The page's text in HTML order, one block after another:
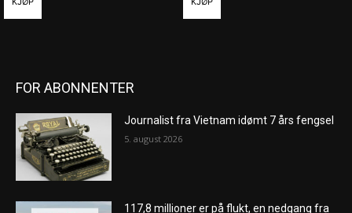
FOR ABONNENTER
Journalist fra Vietnam idømt 7 års fengsel
5. august 2026
117,8 millioner er på flukt, en nedgang fra